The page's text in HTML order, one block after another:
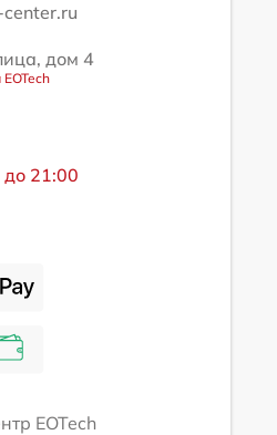
дом 4
21:00
EOTech